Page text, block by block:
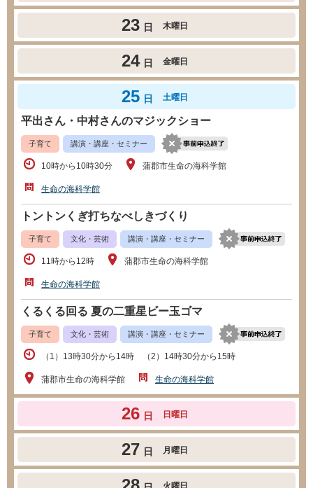
23 日 木曜日
24 日 金曜日
25 日 土曜日
平出さん・中村さんのマジックショー
子育て 講演・講座・セミナー
10時から10時30分 蒲郡市生命の海科学館
生命の海科学館
トントンくぎ打ちなべしきづくり
子育て 文化・芸術 講演・講座・セミナー
11時から12時 蒲郡市生命の海科学館
生命の海科学館
くるくる回る 夏の二重星ビー玉ゴマ
子育て 文化・芸術 講演・講座・セミナー
（1）13時30分から14時 （2）14時30分から15時
蒲郡市生命の海科学館 生命の海科学館
26 日 日曜日
27 日 月曜日
火曜日